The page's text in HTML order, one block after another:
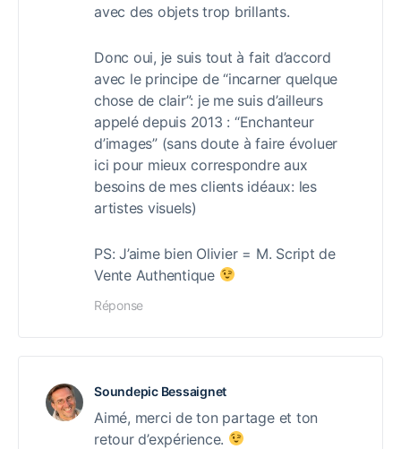
avec des objets trop brillants.
Donc oui, je suis tout à fait d’accord
avec le principe de “incarner quelque
chose de clair”: je me suis d’ailleurs
appelé depuis 2013 : “Enchanteur
d’images” (sans doute à faire évoluer
ici pour mieux correspondre aux
besoins de mes clients idéaux: les
artistes visuels)
PS: J’aime bien Olivier = M. Script de
Vente Authentique
Réponse
Soundepic Bessaignet
Aimé, merci de ton partage et ton
retour d’expérience.